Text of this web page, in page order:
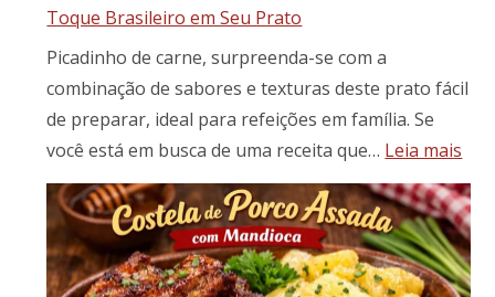
Toque Brasileiro em Seu Prato
Picadinho de carne, surpreenda-se com a
combinação de sabores e texturas deste prato fácil
de preparar, ideal para refeições em família. Se
você está em busca de uma receita que… Leia mais
de
com